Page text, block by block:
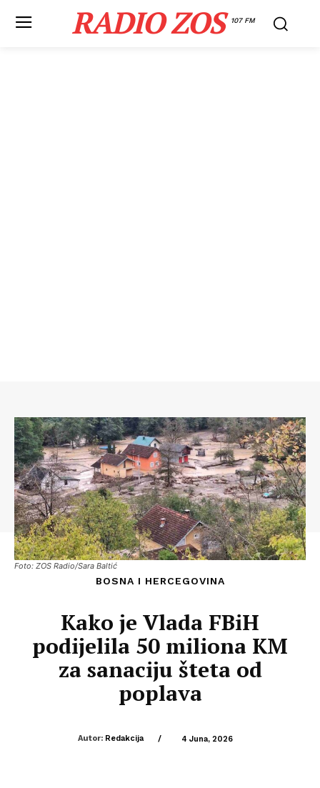
RADIO ZOS 107 FM
Foto: ZOS Radio/Sara Baltić
BOSNA I HERCEGOVINA
Kako je Vlada FBiH
podijelila 50 miliona KM
za sanaciju šteta od
poplava
Autor: Redakcija / 4 Juna, 2026